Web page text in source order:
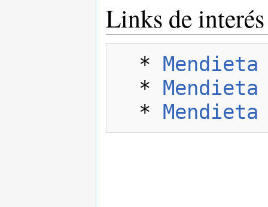
Links de interés
  *
  *
Mendieta
  *
Mendieta